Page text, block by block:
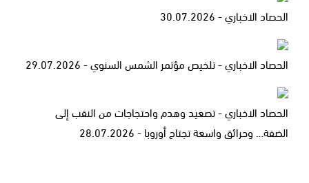
الحصاد الاخباري - 30.07.2026
الحصاد الاخباري - تلخيص مؤتمر الشمس السنوي - 29.07.2026
الحصاد الاخباري - تصعيد وهدم واحتجاجات من النقب إلى
الضفة… وحرائق واسعة تجتاح أوروبا - 28.07.2026